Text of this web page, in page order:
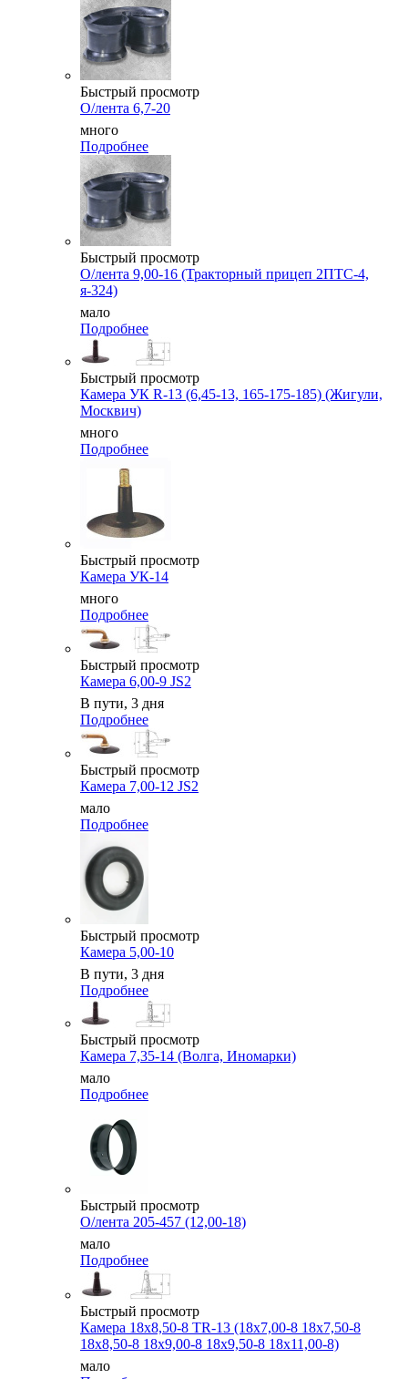
Быстрый просмотр
О/лента 6,7-20
много
Подробнее
Быстрый просмотр
О/лента 9,00-16 (Тракторный прицеп 2ПТС-4,
я-324)
мало
Подробнее
Быстрый просмотр
Камера УК R-13 (6,45-13, 165-175-185) (Жигули,
Москвич)
много
Подробнее
Быстрый просмотр
Камера УК-14
много
Подробнее
Быстрый просмотр
Камера 6,00-9 JS2
В пути, 3 дня
Подробнее
Быстрый просмотр
Камера 7,00-12 JS2
мало
Подробнее
Быстрый просмотр
Камера 5,00-10
В пути, 3 дня
Подробнее
Быстрый просмотр
Камера 7,35-14 (Волга, Иномарки)
мало
Подробнее
Быстрый просмотр
О/лента 205-457 (12,00-18)
мало
Подробнее
Быстрый просмотр
Камера 18x8,50-8 TR-13 (18x7,00-8 18x7,50-8
18x8,50-8 18x9,00-8 18x9,50-8 18x11,00-8)
мало